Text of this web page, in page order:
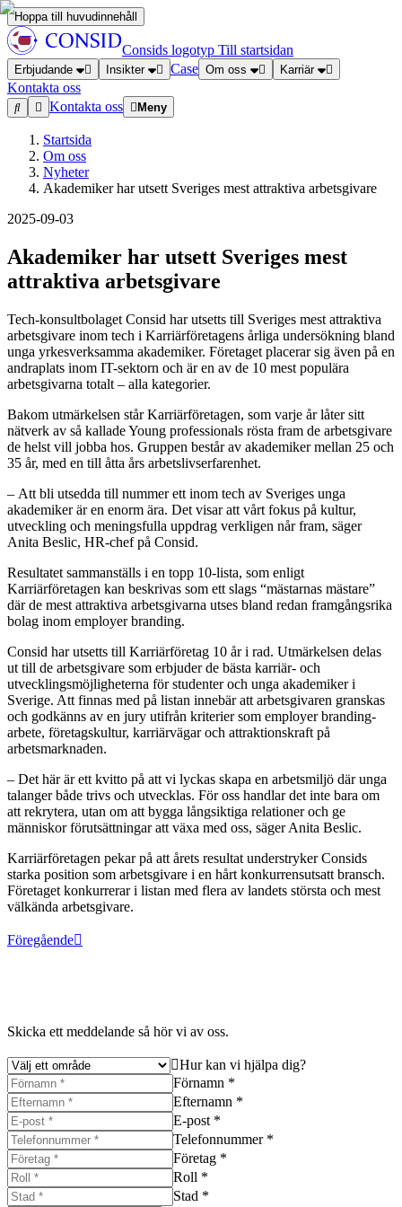
Hoppa till huvudinnehåll
Consids logotyp Till startsidan
Erbjudande Insikter Case Om oss Karriär
Kontakta oss
Kontakta oss
Meny
Startsida
Om oss
Nyheter
Akademiker har utsett Sveriges mest attraktiva arbetsgivare
2025-09-03
Akademiker har utsett Sveriges mest
attraktiva arbetsgivare
Tech-konsultbolaget Consid har utsetts till Sveriges mest attraktiva
arbetsgivare inom tech i Karriärföretagens årliga undersökning bland
unga yrkesverksamma akademiker. Företaget placerar sig även på en
andraplats inom IT-sektorn och är en av de 10 mest populära
arbetsgivarna totalt – alla kategorier.
Bakom utmärkelsen står Karriärföretagen, som varje år låter sitt
nätverk av så kallade Young professionals rösta fram de arbetsgivare
de helst vill jobba hos. Gruppen består av akademiker mellan 25 och
35 år, med en till åtta års arbetslivserfarenhet.
– Att bli utsedda till nummer ett inom tech av Sveriges unga
akademiker är en enorm ära. Det visar att vårt fokus på kultur,
utveckling och meningsfulla uppdrag verkligen når fram, säger
Anita Beslic, HR-chef på Consid.
Resultatet sammanställs i en topp 10-lista, som enligt
Karriärföretagen kan beskrivas som ett slags “mästarnas mästare”
där de mest attraktiva arbetsgivarna utses bland redan framgångsrika
bolag inom employer branding.
Consid har utsetts till Karriärföretag 10 år i rad. Utmärkelsen delas
ut till de arbetsgivare som erbjuder de bästa karriär- och
utvecklingsmöjligheterna för studenter och unga akademiker i
Sverige. Att finnas med på listan innebär att arbetsgivaren granskas
och godkänns av en jury utifrån kriterier som employer branding-
arbete, företagskultur, karriärvägar och attraktionskraft på
arbetsmarknaden.
– Det här är ett kvitto på att vi lyckas skapa en arbetsmiljö där unga
talanger både trivs och utvecklas. För oss handlar det inte bara om
att rekrytera, utan om att bygga långsiktiga relationer och ge
människor förutsättningar att växa med oss, säger Anita Beslic.
Karriärföretagen pekar på att årets resultat understryker Consids
starka position som arbetsgivare i en hårt konkurrensutsatt bransch.
Företaget konkurrerar i listan med flera av landets största och mest
välkända arbetsgivare.
Föregående
Skicka ett meddelande så hör vi av oss.
Hur kan vi hjälpa dig?
Förnamn *
Efternamn *
E-post *
Telefonnummer *
Företag *
Roll *
Stad *